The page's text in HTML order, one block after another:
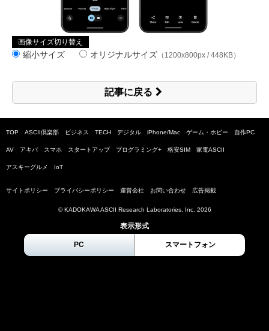
画像サイズ切り替え
縮小サイズ オリジナルサイズ （1200x800px / 448KB）
記事に戻る
TOP ASCII倶楽部 ビジネス TECH デジタル iPhone/Mac ゲーム・ホビー 自作PC
AV アキバ スマホ スタートアップ プログラミング+ 格安SIM 家電ASCII
アスキーグルメ IoT
サイトポリシー プライバシーポリシー 運営会社 お問い合わせ 広告掲載
© KADOKAWA ASCII Research Laboratories, Inc. 2026
表示形式
PC スマートフォン